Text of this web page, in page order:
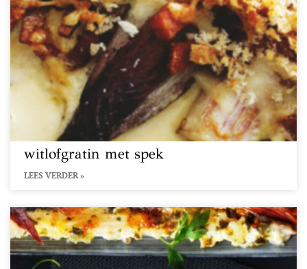
witlofgratin met spek
LEES VERDER »